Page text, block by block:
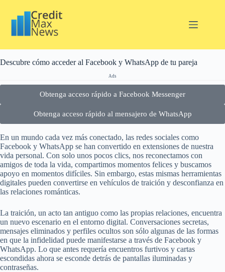
Descubre cómo acceder al Facebook y WhatsApp de tu pareja
Ads
Obtenga acceso rápido a Facebook Messenger
Obtenga acceso rápido al mensajero de WhatsApp
En un mundo cada vez más conectado, las redes sociales como
Facebook y WhatsApp se han convertido en extensiones de nuestra
vida personal. Con solo unos pocos clics, nos reconectamos con
amigos de toda la vida, compartimos momentos felices y buscamos
apoyo en momentos difíciles. Sin embargo, estas mismas herramientas
digitales pueden convertirse en vehículos de traición y desconfianza en
las relaciones románticas.
La traición, un acto tan antiguo como las propias relaciones, encuentra
un nuevo escenario en el entorno digital. Conversaciones secretas,
mensajes eliminados y perfiles ocultos son sólo algunas de las formas
en que la infidelidad puede manifestarse a través de Facebook y
WhatsApp. Lo que antes requería encuentros furtivos y cartas
escondidas ahora se esconde detrás de pantallas iluminadas y
contraseñas.